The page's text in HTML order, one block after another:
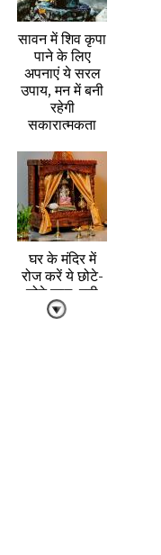
सावन में शिव कृपा
पाने के लिए
अपनाएं ये सरल
उपाय, मन में बनी
रहेगी
सकारात्मकता
घर के मंदिर में
रोज करें ये छोटे-
छोटे काम, बनी
रहेगी सुख-शांति